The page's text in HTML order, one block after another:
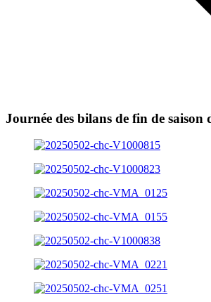
Journée des bilans de fin de saison